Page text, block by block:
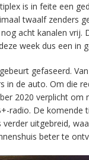
is in feite een
twaalf zenders
acht kanalen vrij.
week dus een in
gefaseerd.
in de auto. Om die
2020 verplicht om
radio. De komende
verder uitgebreid,
beter te